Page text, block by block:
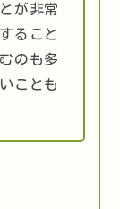
が非常
ること
のも多
ことも